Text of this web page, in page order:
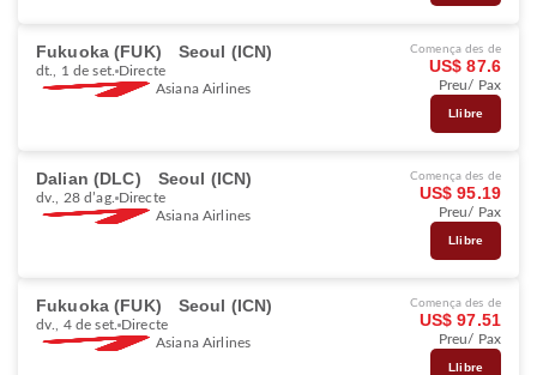
Fukuoka (FUK) Seoul (ICN)
dt., 1 de set. Directe
Asiana Airlines
Comença des de
US$ 87.6
Preu/ Pax
Llibre
Dalian (DLC) Seoul (ICN)
dv., 28 d’ag. Directe
Asiana Airlines
Comença des de
US$ 95.19
Preu/ Pax
Llibre
Fukuoka (FUK) Seoul (ICN)
dv., 4 de set. Directe
Asiana Airlines
Comença des de
US$ 97.51
Preu/ Pax
Llibre